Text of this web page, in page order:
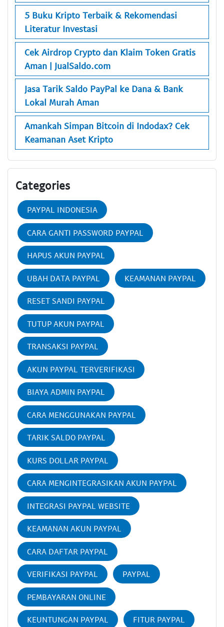
5 Buku Kripto Terbaik & Rekomendasi
Literatur Investasi
Cek Airdrop Crypto dan Klaim Token Gratis
Aman | JualSaldo.com
Jasa Tarik Saldo PayPal ke Dana & Bank
Lokal Murah Aman
Amankah Simpan Bitcoin di Indodax? Cek
Keamanan Aset Kripto
Categories
PAYPAL INDONESIA
CARA GANTI PASSWORD PAYPAL
HAPUS AKUN PAYPAL
UBAH DATA PAYPAL KEAMANAN PAYPAL
RESET SANDI PAYPAL
TUTUP AKUN PAYPAL
TRANSAKSI PAYPAL
AKUN PAYPAL TERVERIFIKASI
BIAYA ADMIN PAYPAL
CARA MENGGUNAKAN PAYPAL
TARIK SALDO PAYPAL
KURS DOLLAR PAYPAL
CARA MENGINTEGRASIKAN AKUN PAYPAL
INTEGRASI PAYPAL WEBSITE
KEAMANAN AKUN PAYPAL
CARA DAFTAR PAYPAL
VERIFIKASI PAYPAL PAYPAL
PEMBAYARAN ONLINE
KEUNTUNGAN PAYPAL FITUR PAYPAL